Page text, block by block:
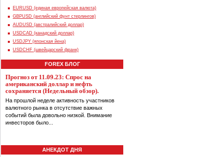
EURUSD (единая европейская валюта)
GBPUSD (английский фунт стерлингов)
AUDUSD (австралийский доллар)
USDCAD (канадский доллар)
USDJPY (японская йена)
USDCHF (швейцарский франк)
FOREX БЛОГ
Прогноз от 11.09.23: Спрос на
американский доллар и нефть
сохраняется (Недельный обзор).
На прошлой неделе активность участников
валютного рынка в отсутствие важных
событий была довольно низкой. Внимание
инвесторов было...
АНЕКДОТ ДНЯ